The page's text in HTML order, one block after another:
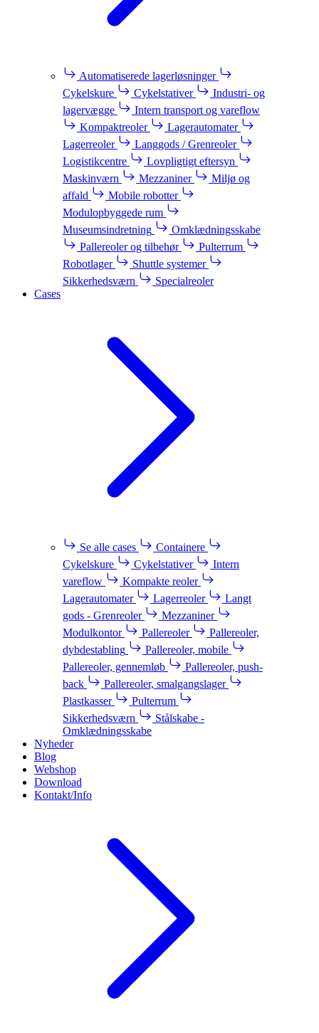
Automatiserede lagerløsninger
Cykelskure
Cykelstativer
Industri- og
lagervægge
Intern transport og vareflow
Kompaktreoler
Lagerautomater
Lagerreoler
Langgods / Grenreoler
Logistikcentre
Lovpligtigt eftersyn
Maskinværn
Mezzaniner
Miljø og
affald
Mobile robotter
Modulopbyggede rum
Museumsindretning
Omklædningsskabe
Pallereoler og tilbehør
Pulterrum
Robotlager
Shuttle systemer
Sikkerhedsværn
Specialreoler
Cases
Se alle cases
Containere
Cykelskure
Cykelstativer
Intern
vareflow
Kompakte reoler
Lagerautomater
Lagerreoler
Langt
gods - Grenreoler
Mezzaniner
Modulkontor
Pallereoler
Pallereoler,
dybdestabling
Pallereoler, mobile
Pallereoler, gennemløb
Pallereoler, push-
back
Pallereoler, smalgangslager
Plastkasser
Pulterrum
Sikkerhedsværn
Stålskabe -
Omklædningsskabe
Nyheder
Blog
Webshop
Download
Kontakt/Info